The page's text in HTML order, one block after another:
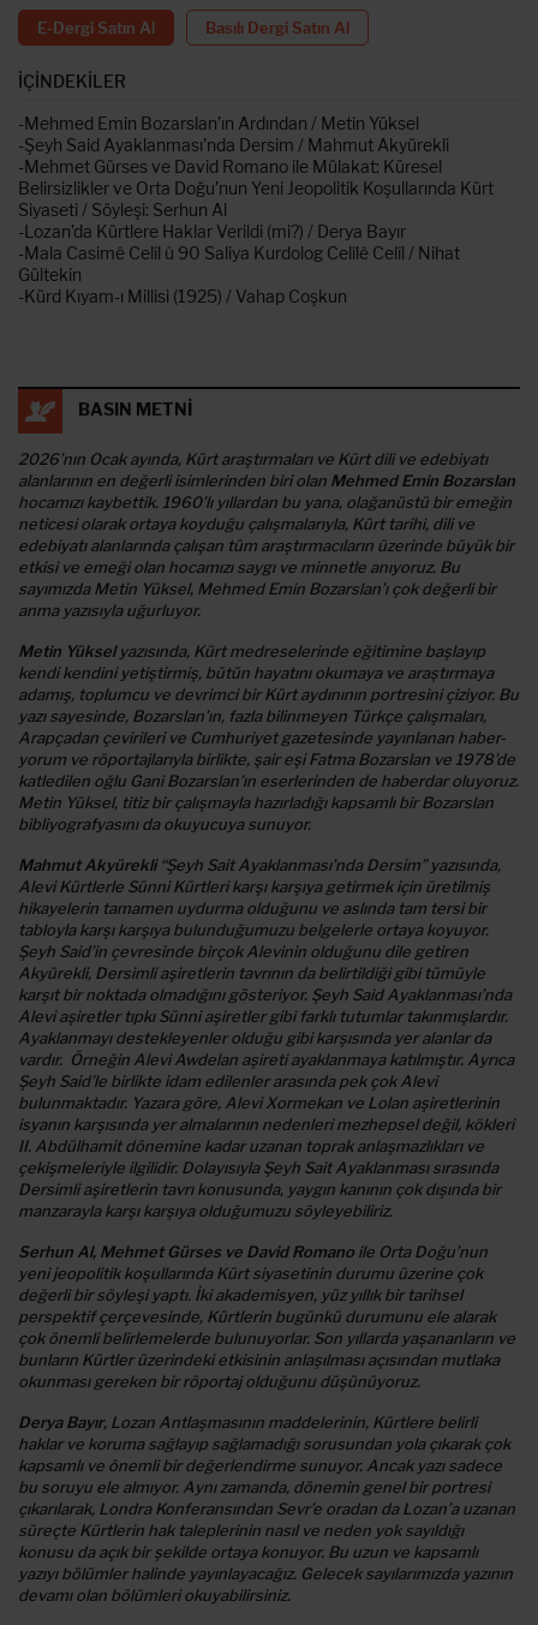
E-Dergi Satın Al Basılı Dergi Satın Al
İÇİNDEKİLER
-Mehmed Emin Bozarslan’ın Ardından / Metin Yüksel
-Şeyh Said Ayaklanması’nda Dersim / Mahmut Akyürekli
-Mehmet Gürses ve David Romano ile Mülakat: Küresel
Belirsizlikler ve Orta Doğu’nun Yeni Jeopolitik Koşullarında Kürt
Siyaseti / Söyleşi: Serhun Al
-Lozan’da Kürtlere Haklar Verildi (mi?) / Derya Bayır
-Mala Casimê Celîl û 90 Saliya Kurdolog Celîlê Celîl / Nihat
Gültekin
-Kürd Kıyam-ı Millisi (1925) / Vahap Coşkun
BASIN METNİ
2026’nın Ocak ayında, Kürt araştırmaları ve Kürt dili ve edebiyatı
alanlarının en değerli isimlerinden biri olan Mehmed Emin Bozarslan
hocamızı kaybettik. 1960’lı yıllardan bu yana, olağanüstü bir emeğin
neticesi olarak ortaya koyduğu çalışmalarıyla, Kürt tarihi, dili ve
edebiyatı alanlarında çalışan tüm araştırmacıların üzerinde büyük bir
etkisi ve emeği olan hocamızı saygı ve minnetle anıyoruz. Bu
sayımızda Metin Yüksel, Mehmed Emin Bozarslan’ı çok değerli bir
anma yazısıyla uğurluyor.
Metin Yükselyazısında, Kürt medreselerinde eğitimine başlayıp
kendi kendini yetiştirmiş, bütün hayatını okumaya ve araştırmaya
adamış, toplumcu ve devrimci bir Kürt aydınının portresini çiziyor. Bu
yazı sayesinde, Bozarslan’ın, fazla bilinmeyen Türkçe çalışmaları,
Arapçadan çevirileri ve Cumhuriyet gazetesinde yayınlanan haber-
yorum ve röportajlarıyla birlikte, şair eşi Fatma Bozarslan ve 1978’de
katledilen oğlu Gani Bozarslan’ın eserlerinden de haberdar oluyoruz.
Metin Yüksel, titiz bir çalışmayla hazırladığı kapsamlı bir Bozarslan
bibliyografyasını da okuyucuya sunuyor.
Mahmut Akyürekli“Şeyh Sait Ayaklanması’nda Dersim” yazısında,
Alevi Kürtlerle Sünni Kürtleri karşı karşıya getirmek için üretilmiş
hikayelerin tamamen uydurma olduğunu ve aslında tam tersi bir
tabloyla karşı karşıya bulunduğumuzu belgelerle ortaya koyuyor.
Şeyh Said’in çevresinde birçok Alevinin olduğunu dile getiren
Akyürekli, Dersimli aşiretlerin tavrının da belirtildiği gibi tümüyle
karşıt bir noktada olmadığını gösteriyor. Şeyh Said Ayaklanması’nda
Alevi aşiretler tıpkı Sünni aşiretler gibi farklı tutumlar takınmışlardır.
Ayaklanmayı destekleyenler olduğu gibi karşısında yer alanlar da
vardır. Örneğin Alevi Awdelan aşireti ayaklanmaya katılmıştır. Ayrıca
Şeyh Said’le birlikte idam edilenler arasında pek çok Alevi
bulunmaktadır. Yazara göre, Alevi Xormekan ve Lolan aşiretlerinin
isyanın karşısında yer almalarının nedenleri mezhepsel değil, kökleri
II. Abdülhamit dönemine kadar uzanan toprak anlaşmazlıkları ve
çekişmeleriyle ilgilidir. Dolayısıyla Şeyh Sait Ayaklanması sırasında
Dersimli aşiretlerin tavrı konusunda, yaygın kanının çok dışında bir
manzarayla karşı karşıya olduğumuzu söyleyebiliriz.
Serhun Al, Mehmet Gürses ve David Romano ile Orta Doğu’nun
yeni jeopolitik koşullarında Kürt siyasetinin durumu üzerine çok
değerli bir söyleşi yaptı. İki akademisyen, yüz yıllık bir tarihsel
perspektif çerçevesinde, Kürtlerin bugünkü durumunu ele alarak
çok önemli belirlemelerde bulunuyorlar. Son yıllarda yaşananların ve
bunların Kürtler üzerindeki etkisinin anlaşılması açısından mutlaka
okunması gereken bir röportaj olduğunu düşünüyoruz.
Derya Bayır, Lozan Antlaşmasının maddelerinin, Kürtlere belirli
haklar ve koruma sağlayıp sağlamadığı sorusundan yola çıkarak çok
kapsamlı ve önemli bir değerlendirme sunuyor. Ancak yazı sadece
bu soruyu ele almıyor. Aynı zamanda, dönemin genel bir portresi
çıkarılarak, Londra Konferansından Sevr’e oradan da Lozan’a uzanan
süreçte Kürtlerin hak taleplerinin nasıl ve neden yok sayıldığı
konusu da açık bir şekilde ortaya konuyor. Bu uzun ve kapsamlı
yazıyı bölümler halinde yayınlayacağız. Gelecek sayılarımızda yazının
devamı olan bölümleri okuyabilirsiniz.